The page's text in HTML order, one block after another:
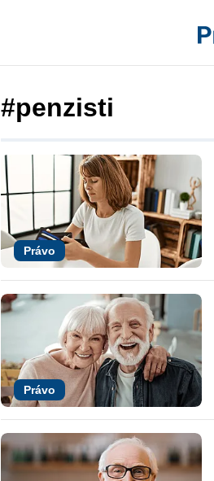
#penzisti
Právo
Právo